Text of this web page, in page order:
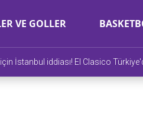
VE GOLLER
İstanbul iddiası! El Clasico